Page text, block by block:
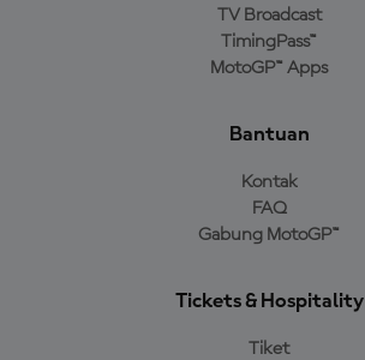
TV Broadcast
TimingPass™
MotoGP™ Apps
Bantuan
Kontak
FAQ
Gabung MotoGP™
Tickets & Hospitality
Tiket